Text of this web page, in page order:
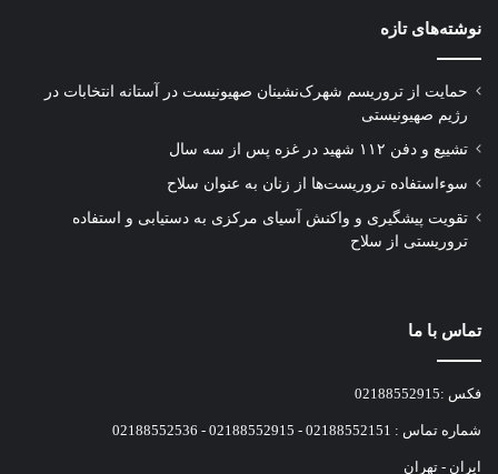
نوشته‌های تازه
حمایت از تروریسم شهرک‌نشینان صهیونیست در آستانه انتخابات در
رژیم صهیونیستی
تشییع و دفن ۱۱۲ شهید در غزه پس از سه سال
سوءاستفاده تروریست‌ها از زنان به عنوان سلاح
تقویت پیشگیری و واکنش آسیای مرکزی به دستیابی و استفاده
تروریستی از سلاح
تماس با ما
فکس :02188552915
شماره تماس : 02188552151 - 02188552915 - 02188552536
ایران - تهران